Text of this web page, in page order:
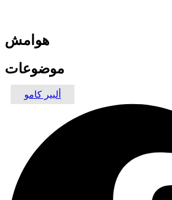
هوامش
موضوعات
ألبير كامو